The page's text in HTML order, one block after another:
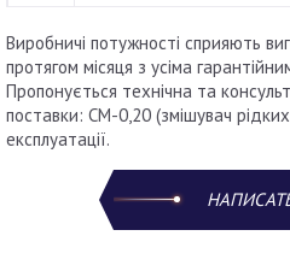
Виробничі потужності сприяють
протягом місяця з усіма
Пропонується технічна та
поставки: СМ-0,20 (змішувач
експлуатації.